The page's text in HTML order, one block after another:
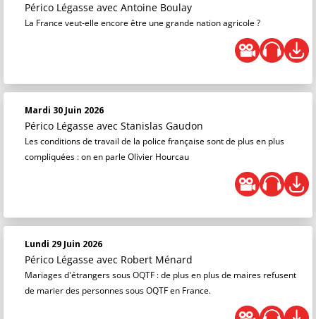
Périco Légasse avec Antoine Boulay
La France veut-elle encore être une grande nation agricole ?
Mardi 30 Juin 2026
Périco Légasse avec Stanislas Gaudon
Les conditions de travail de la police française sont de plus en plus
compliquées : on en parle Olivier Hourcau
Lundi 29 Juin 2026
Périco Légasse avec Robert Ménard
Mariages d'étrangers sous OQTF : de plus en plus de maires refusent
de marier des personnes sous OQTF en France.